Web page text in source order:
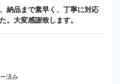
納品まで素早く、丁寧に対応
。大変感謝致します。
済み